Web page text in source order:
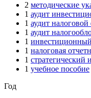
2 методические
1 аудит
1 аудит налоговой
1 аудит
1
1 налоговая
1 стратегический
1 учебное пособие
Год